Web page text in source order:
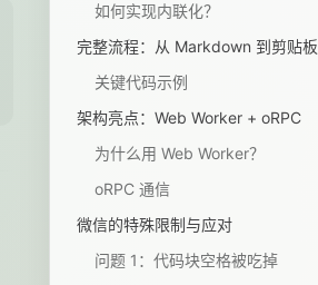
如何实现内联化？
完整流程：从 Markdown 到剪贴板
关键代码示例
架构亮点：Web Worker + oRPC
为什么用 Web Worker？
oRPC 通信
微信的特殊限制与应对
问题 1：代码块空格被吃掉